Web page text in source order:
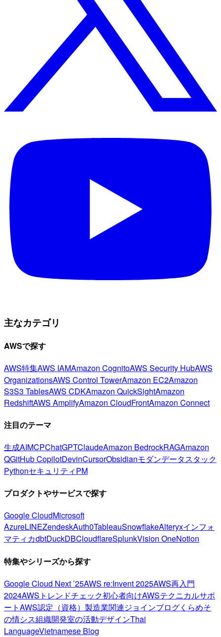
主なカテゴリ
AWSで探す
AWS特集AWS IAMAmazon CognitoAWS Security HubAWS
OrganizationsAWS Control TowerAmazon EC2Amazon
S3S3 TablesAWS CDKAmazon QuickSightAmazon
RedshiftAWS AmplifyAmazon CloudFrontAmazon Connect
注目のテーマ
生成AIMCPChatGPTClaudeAmazon BedrockRAGAmazon
QGitHub CopilotDevinCursorObsidianモダンデータスタック
PythonセキュリティPM
プロダクトやサービスで探す
Google CloudMicrosoft
AzureLINEZendeskAuth0TableauSnowflakeAlteryxインフォ
マティカdbtDuckDBCloudflareSplunkVision OneNotion
特集やシリーズから探す
Google Cloud Next ’25AWS re:Invent 2025AWS再入門
2024AWSトレンドチェック初心者向けAWSテクニカルサポ
ートAWS認定（資格） 製造業関連ジョインブログくらめそ
の情シス組織開発室の活動デザインThai
LanguageVietnamese Blog